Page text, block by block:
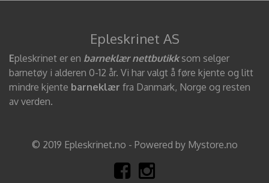
Epleskrinet AS
Epleskrinet er en barneklær nettbutikksom selger
barnetøy i alderen 0-12 år. Vi har valgt å føre kjente og litt
mindre kjente barneklær fra Danmark, Norge og resten
av verden.
© 2019 Epleskrinet.no - Powered by Mystore.no